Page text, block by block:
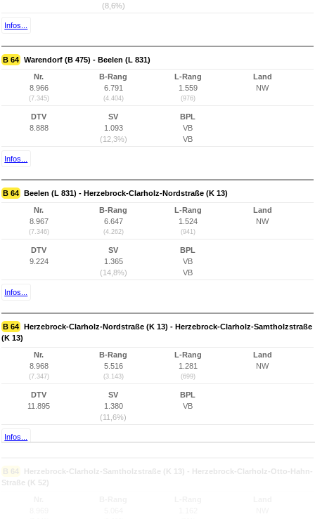
(8,6%)
Infos...
B 64 Warendorf (B 475) - Beelen (L 831)
Nr.
8.966
(7.345)
B-Rang
6.791
(4.404)
L-Rang
1.559
(976)
Land
NW
DTV
8.888
SV
1.093
(12,3%)
BPL
VB
VB
Infos...
B 64 Beelen (L 831) - Herzebrock-Clarholz-Nordstraße (K 13)
Nr.
8.967
(7.346)
B-Rang
6.647
(4.262)
L-Rang
1.524
(941)
Land
NW
DTV
9.224
SV
1.365
(14,8%)
BPL
VB
VB
Infos...
B 64 Herzebrock-Clarholz-Nordstraße (K 13) - Herzebrock-Clarholz-Samtholzstraße
(K 13)
Nr.
8.968
(7.347)
B-Rang
5.516
(3.143)
L-Rang
1.281
(699)
Land
NW
DTV
11.895
SV
1.380
(11,6%)
BPL
VB
Infos...
B 64
Herzebrock-Clarholz-Samtholzstraße (K 13) - Herzebrock-Clarholz-Otto-Hahn-
Straße (K 52)